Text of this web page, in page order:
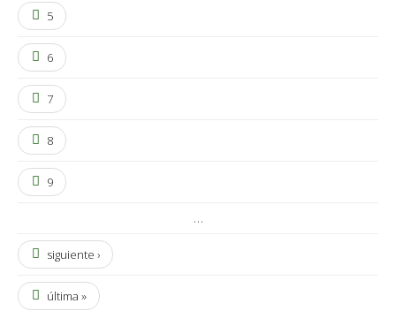
5
6
7
8
9
…
siguiente ›
última »